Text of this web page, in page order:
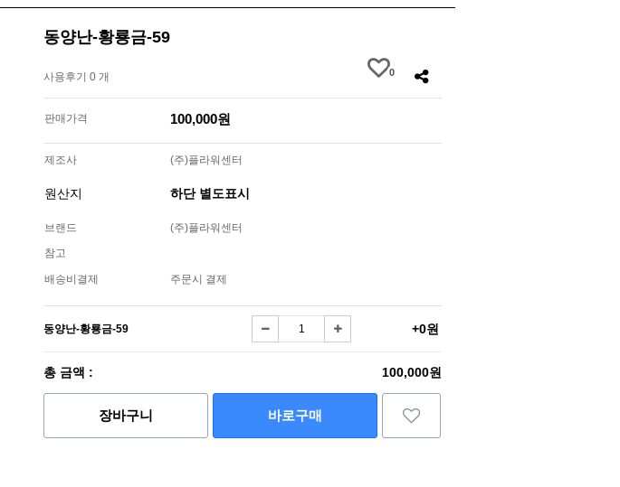
동양난-황룡금-59
사용후기 0 개 0
판매가격 100,000원
제조사 (주)플라워센터
원산지 하단 별도표시
브랜드
(주)플라워센터
참고
배송비결제 주문시 결제
동양난-황룡금-59 +0원
총 금액 : 100,000원
장바구니 바로구매